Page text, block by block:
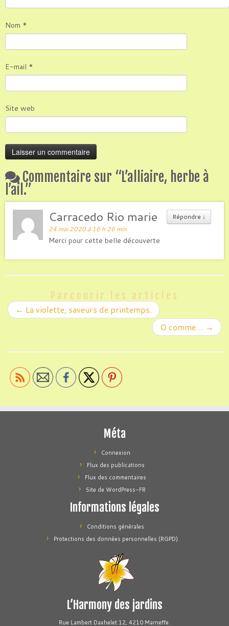
Nom *
E-mail *
Site web
Commentaire sur “L’alliaire, herbe à
l’ail.”
Répondre ↓
Carracedo Rio marie
24 mai 2020 à 16 h 26 min
Merci pour cette belle découverte
Parcourir les articles
← La violette, saveurs de printemps.
O comme… →
Méta
Connexion
Flux des publications
Flux des commentaires
Site de WordPress-FR
Informations légales
Conditions générales
Protections des données personnelles (RGPD)
L’Harmony des jardins
Rue Lambert Daxhelet 12, 4210 Marneffe.